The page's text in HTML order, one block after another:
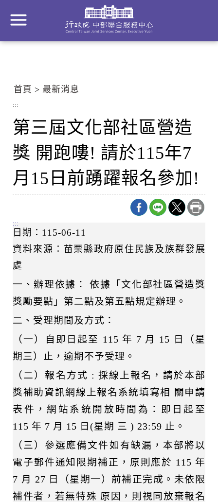
主
Center
block
首頁 最新消息
:::
第三屆文化部社區營造
獎 開跑嘍! 請於115年7
月15日前踴躍報名參加!
日期：115-06-11
資料來源：苗栗縣政府原住民族及族群發展
處
:::
一、辦理依據： 依據「文化部社區營造獎
獎勵要點」第二點及第五點規定辦理。
二、受理期間及方式：
（一）自即日起至 115 年 7 月 15 日（星
期三）止，逾期不予受理。
（二）報名方式 : 採線上報名，請於本部
獎補助資訊網線上報名系統填寫相 關申請
表件，網站系統開放時間為：即日起至
115 年 7 月 15 日(星期 三 ) 23:59 止。
（三）參選應備文件如有缺漏，本部將以
電子郵件通知限期補正，原則應於 115 年
7 月 27 日（星期一）前補正完成。未依限
補件者，若無特殊 原因，則視同放棄報名